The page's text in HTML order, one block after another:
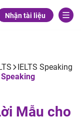
Nhận tài liệu
IELTS Speaking
Mẫu cho